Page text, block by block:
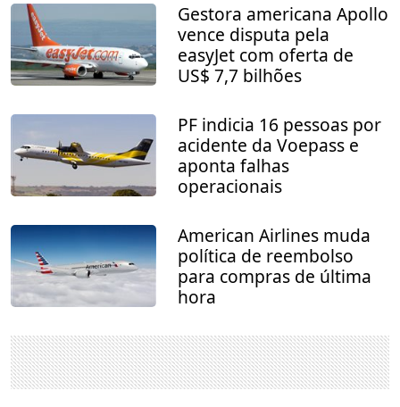
Gestora americana Apollo
vence disputa pela
easyJet com oferta de
US$ 7,7 bilhões
PF indicia 16 pessoas por
acidente da Voepass e
aponta falhas
operacionais
American Airlines muda
política de reembolso
para compras de última
hora